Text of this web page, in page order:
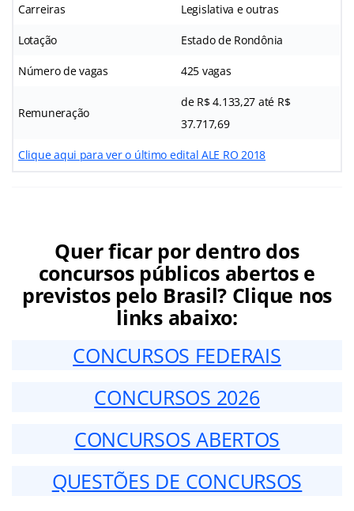
Carreiras Legislativa e outras
Lotação Estado de Rondônia
Número de vagas 425 vagas
Remuneração
de R$ 4.133,27 até R$
37.717,69
Clique aqui para ver o último edital ALE RO 2018
Quer ficar por dentro dos
concursos públicos abertos e
previstos pelo Brasil? Clique nos
links abaixo:
CONCURSOS FEDERAIS
CONCURSOS 2026
CONCURSOS ABERTOS
QUESTÕES DE CONCURSOS